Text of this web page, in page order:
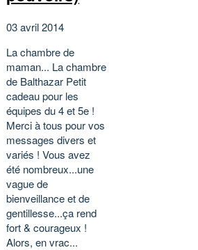
03 avril 2014
La chambre de
maman... La chambre
de Balthazar Petit
cadeau pour les
équipes du 4 et 5e !
Merci à tous pour vos
messages divers et
variés ! Vous avez
été nombreux...une
vague de
bienveillance et de
gentillesse...ça rend
fort & courageux !
Alors, en vrac...